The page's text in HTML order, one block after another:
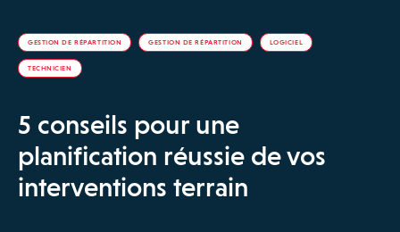
GESTION DE RÉPARTITION GESTION DE RÉPARTITION LOGICIEL
TECHNICIEN
5 conseils pour une
planification réussie de vos
interventions terrain